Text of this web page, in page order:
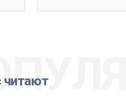
читают